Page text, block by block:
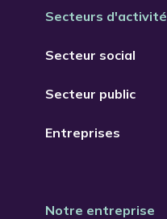
Secteurs d'activité
Secteur social
Secteur public
Entreprises
Notre entreprise